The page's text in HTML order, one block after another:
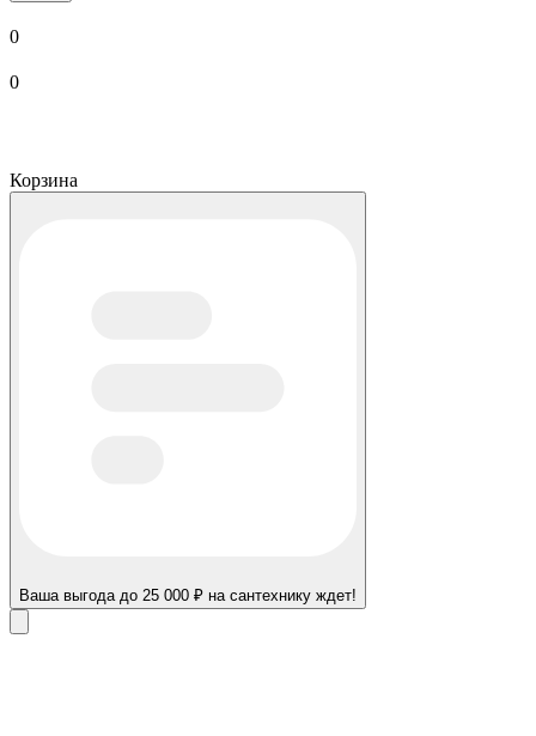
0
0
Корзина
Ваша выгода до 25 000 ₽ на сантехнику ждет!